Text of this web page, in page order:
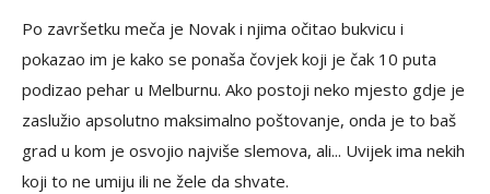
Po završetku meča je Novak i njima očitao bukvicu i
pokazao im je kako se ponaša čovjek koji je čak 10 puta
podizao pehar u Melburnu. Ako postoji neko mjesto gdje je
zaslužio apsolutno maksimalno poštovanje, onda je to baš
grad u kom je osvojio najviše slemova, ali... Uvijek ima nekih
koji to ne umiju ili ne žele da shvate.